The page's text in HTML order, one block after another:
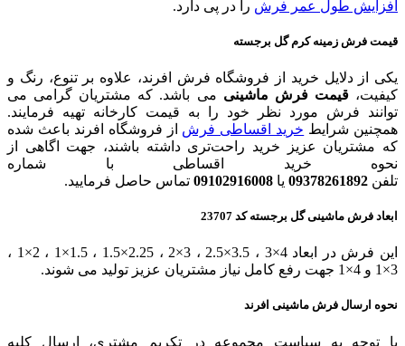
افزایش طول عمر فرش را در پی دارد.
قیمت فرش زمینه كرم گل برجسته
یکی از دلایل خرید از فروشگاه فرش افرند، علاوه بر تنوع، رنگ و
کیفیت،قیمت فرش ماشینی می باشد. که مشتریان گرامی می
توانند فرش مورد نظر خود را به قیمت کارخانه تهیه فرمایند.
همچنین شرایط خرید اقساطی فرش از فروشگاه افرند باعث شده
که مشتریان عزیز خرید راحت‌تری داشته باشند، جهت اگاهی از
نحوه خرید اقساطی با شماره
تلفن 09378261892 یا 09102916008 تماس حاصل فرمایید.
ابعاد فرش ماشینی گل برجسته کد 23707
این فرش در ابعاد 4×3 ، 3.5×2.5 ، 3×2 ، 2.25×1.5 ، 1.5×1 ، 2×1 ،
3×1 و 4×1 جهت رفع کامل نیاز مشتریان عزیز تولید می شوند.
نحوه ارسال فرش ماشینی افرند
با توجه به سیاست مجموعه در تکریم مشتری، ارسال کلیه